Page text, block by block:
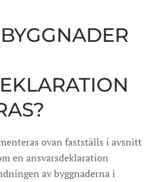
ovan fastställs i avsnitt
en ansvarsdeklaration
av byggnaderna i